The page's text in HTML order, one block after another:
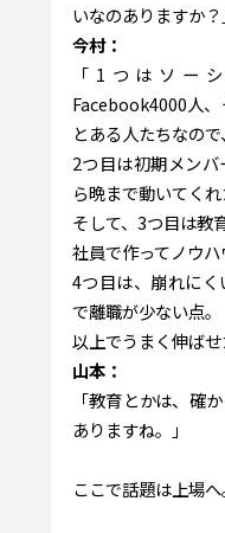
いなのありますか？
今村：
「1つはソー
Facebook4000人
とある人たちなので
2つ目は初期メン
ら晩まで動いてく
そして、3つ目は教
社員で作ってノウハ
4つ目は、崩れに
で離職が少ない点。
以上でうまく伸ばせ
山本：
「教育とかは、確
ありますね。」
ここで話題は上場へ